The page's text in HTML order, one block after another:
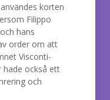
korten
Filippo
hans
order om att
Visconti-
hade också ett
och